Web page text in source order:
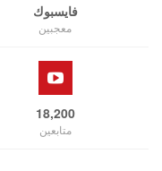
فايسبوك
معجبين
18,200
متابعين